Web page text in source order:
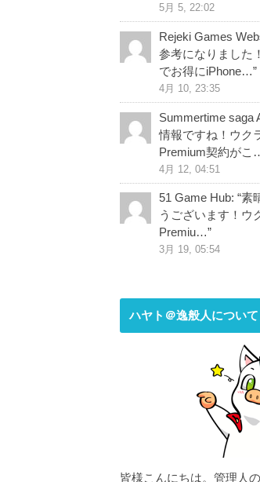
5月 5, 22:02
Rejeki Games
参考になりました
でお得にiPhone…”
4月 10, 23:35
Summertime saga
情報ですね！ウク
Premium契約がこ
4月 12, 04:51
51 Game Hub: “素
うございます！ウ
Premiu…”
3月 19, 05:54
ハヤト＠逸般人について
皆様こんにちは。管理人の